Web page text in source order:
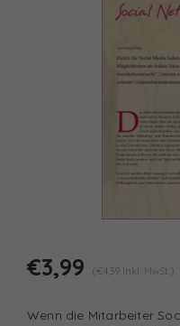
€3,99 (€4,39 Inkl. MwSt.)
Wenn die Mitarbeiter